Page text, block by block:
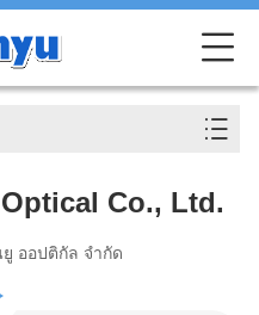
Co., Ltd.
ยู ออปติกัล จํากัด